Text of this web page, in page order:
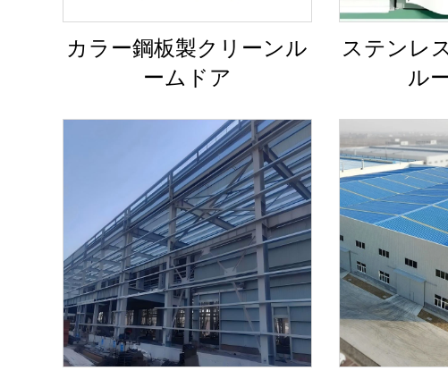
カラー鋼板製クリーンル
ームドア
ステンレ
ル